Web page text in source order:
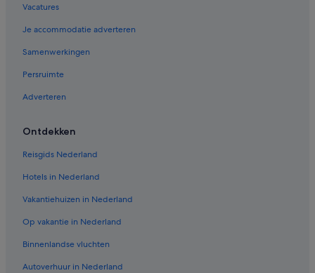
Vacatures
Je accommodatie adverteren
Samenwerkingen
Persruimte
Adverteren
Ontdekken
Reisgids Nederland
Hotels in Nederland
Vakantiehuizen in Nederland
Op vakantie in Nederland
Binnenlandse vluchten
Autoverhuur in Nederland